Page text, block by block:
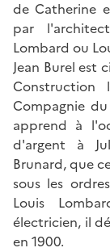
de Catherine
par
Lombard ou
Jean Burel est
Construction
Compagnie
apprend à
d'argent à
Brunard, que
sous les
Louis
électricien, il
en 1900.